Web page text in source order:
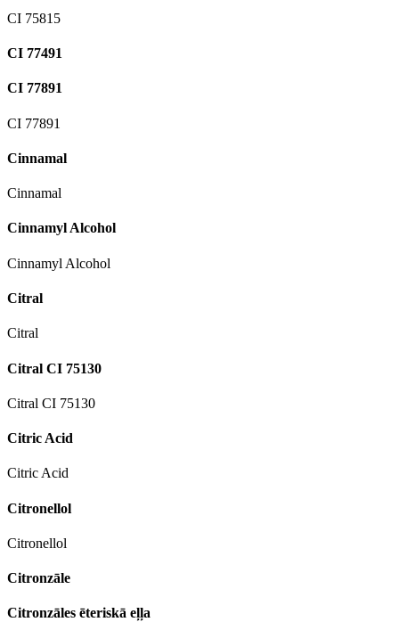
CI 75815
CI 77491
CI 77891
CI 77891
Cinnamal
Cinnamal
Cinnamyl Alcohol
Cinnamyl Alcohol
Citral
Citral
Citral CI 75130
Citral CI 75130
Citric Acid
Citric Acid
Citronellol
Citronellol
Citronzāle
Citronzāles ēteriskā eļļa